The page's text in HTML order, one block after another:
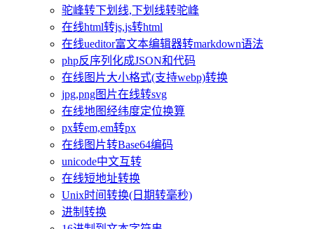
驼峰转下划线,下划线转驼峰
在线html转js,js转html
在线ueditor富文本编辑器转markdown语法
php反序列化成JSON和代码
在线图片大小格式(支持webp)转换
jpg,png图片在线转svg
在线地图经纬度定位换算
px转em,em转px
在线图片转Base64编码
unicode中文互转
在线短地址转换
Unix时间转换(日期转毫秒)
进制转换